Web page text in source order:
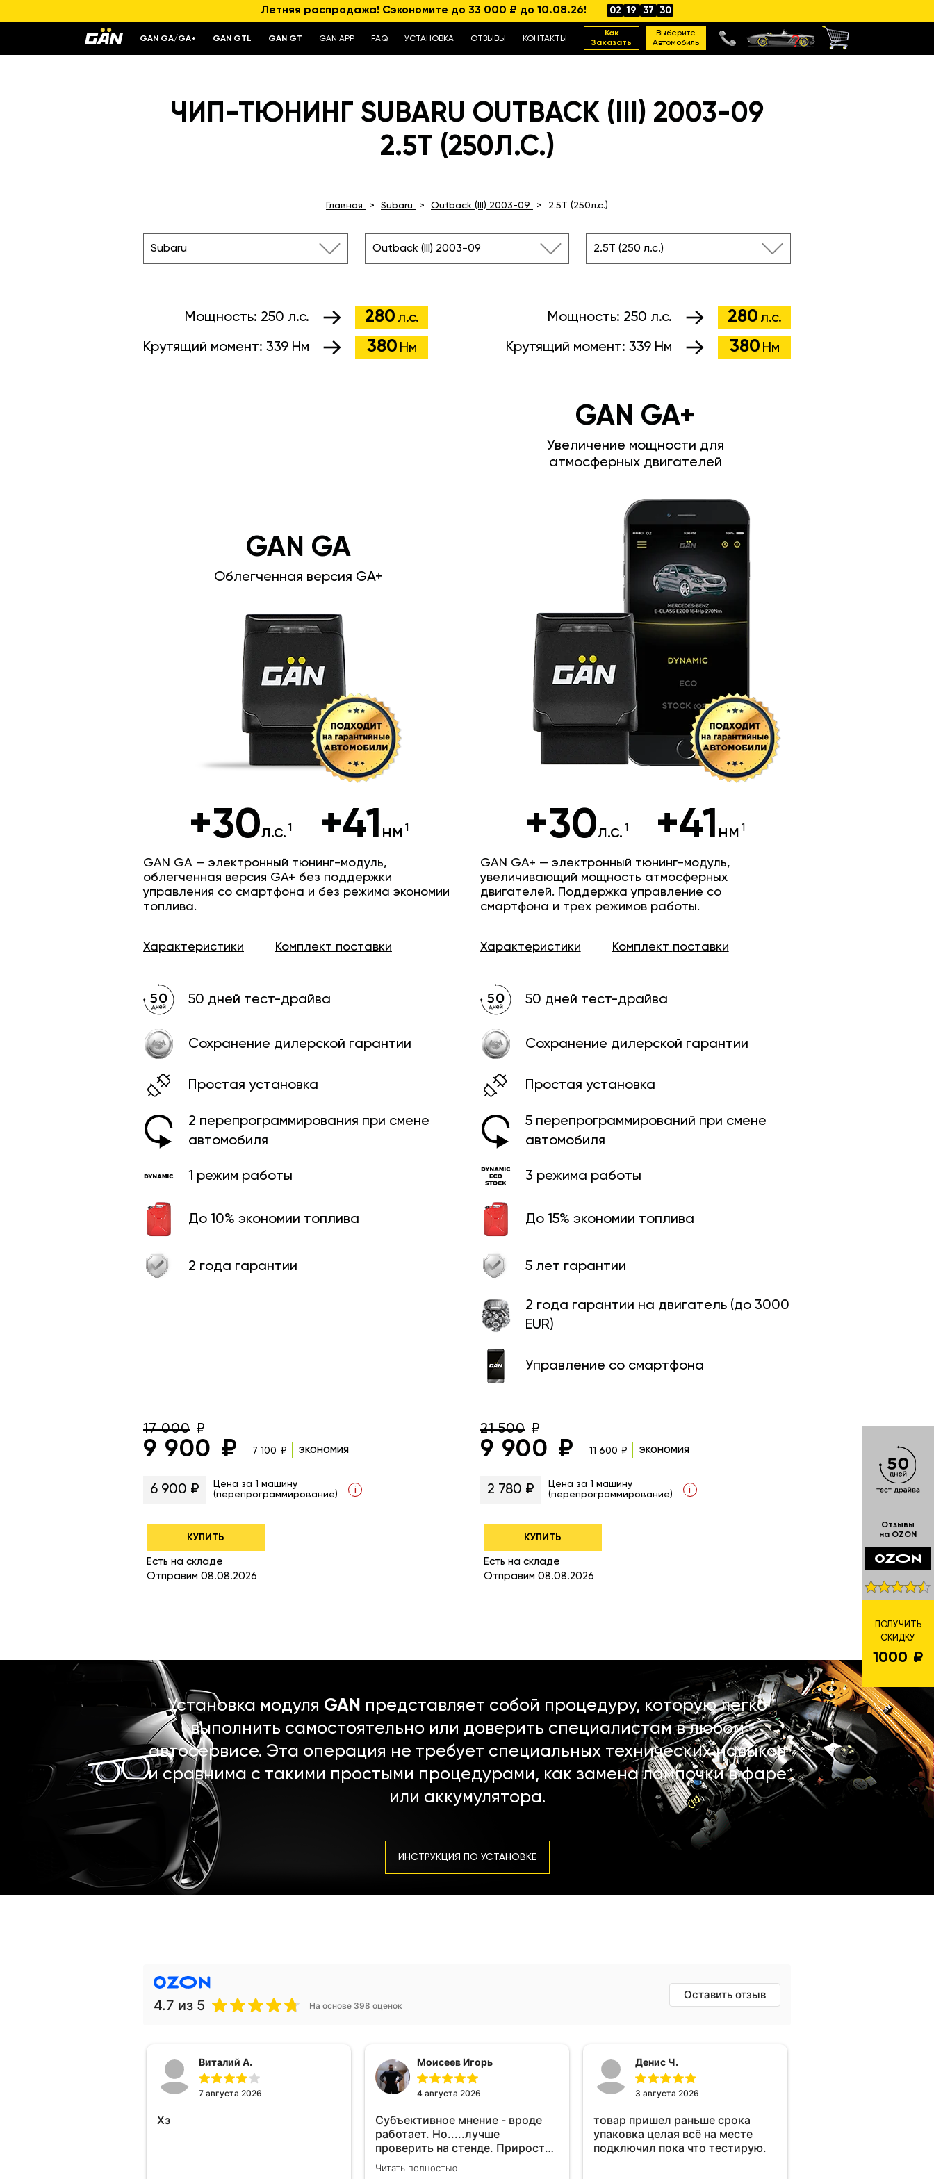
Летняя распродажа! Сэкономите до 33 000 ₽ до 10.08.26! 02 19 37 29
GAN GA/GA+ GAN GTL GAN GT GAN APP FAQ УСТАНОВКА ОТЗЫВЫ КОНТАКТЫ
Как
Заказать
Выберите
Автомобиль
ЧИП-ТЮНИНГ SUBARU OUTBACK (III) 2003-09
2.5T (250Л.С.)
Главная Subaru Outback (III) 2003-09 2.5T (250л.с.)
Subaru Outback (III) 2003-09 2.5T (250 л.с.)
Мощность: 250 л.с. 280 л.с.
Крутящий момент: 339 Нм 380 Нм
Мощность: 250 л.с. 280 л.с.
Крутящий момент: 339 Нм 380 Нм
GAN GA+
Увеличение мощности для
атмосферных двигателей
+30л.с. +41 нм
GAN GA+ — электронный тюнинг-модуль,
увеличивающий мощность атмосферных
двигателей. Поддержка управление со
смартфона и трех режимов работы.
Характеристики Комплект поставки
50 дней тест-драйва
Сохранение дилерской гарантии
Простая установка
5 перепрограмми­рований при смене
автомобиля
3 режима работы
До 15% экономии топлива
5 лет гарантии
2 года гарантии на двигатель (до 3000
EUR)
Управление со смартфона
21 500
9 900 11 600 экономия
2 780 ₽
Цена за 1 машину
(перепрограммирование)
i
КУПИТЬ
Есть на складе
Отправим 08.08.2026
GAN GA
Облегченная версия GA+
+30л.с. +41 нм
GAN GA — электронный тюнинг-модуль,
облегченная версия GA+ без поддержки
управления со смартфона и без режима экономии
топлива.
Характеристики Комплект поставки
50 дней тест-драйва
Сохранение дилерской гарантии
Простая установка
2 перепрограмми­рования при смене
автомобиля
1 режим работы
До 10% экономии топлива
2 года гарантии
17 000
9 900 7 100 экономия
6 900 ₽
Цена за 1 машину
(перепрограммирование)
i
КУПИТЬ
Есть на складе
Отправим 08.08.2026
Установка модуля GAN представляет собой процедуру, которую легко
выполнить самостоятельно или доверить специалистам в любом
автосервисе. Эта операция не требует специальных технических навыков
и сравнима с такими простыми процедурами, как замена лампочки в фаре
или аккумулятора.
ИНСТРУКЦИЯ ПО УСТАНОВКЕ
4.7 из 5 На основе 398 оценок
Оставить отзыв
Виталий А.
7 августа 2026
Хз
Моисеев Игорь
4 августа 2026
Субъективное мнение - вроде
работает. Но.....лучше
проверить на стенде. Прирост
10-12% "на глаз" уловить очень
сложно. Покатаюсь, потом
Читать полностью
Денис Ч.
3 августа 2026
товар пришел раньше срока
упаковка целая всё на месте
подключил пока что тестирую.
Отзывы
на OZON
ПОЛУЧИТЬ
СКИДКУ
1000